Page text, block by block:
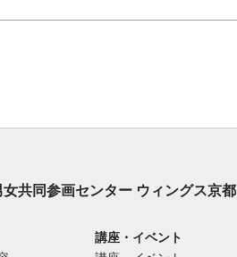
共同参画センター ウィングス京都
講座・イベント